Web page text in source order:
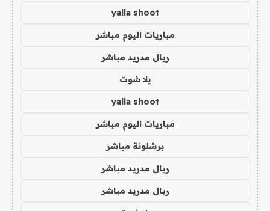
yalla shoot
مباريات اليوم مباشر
ريال مدريد مباشر
يلا شوت
yalla shoot
مباريات اليوم مباشر
برشلونة مباشر
ريال مدريد مباشر
ريال مدريد مباشر